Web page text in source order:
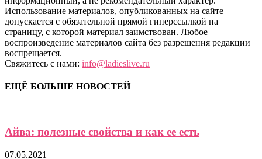
Использование материалов, опубликованных на сайте
допускается с обязательной прямой гиперссылкой на
страницу, с которой материал заимствован. Любое
воспроизведение материалов сайта без разрешения редакции
воспрещается.
Свяжитесь с нами: info@ladieslive.ru
ЕЩЁ БОЛЬШЕ НОВОСТЕЙ
Айва: полезные свойства и как ее есть
07.05.2021